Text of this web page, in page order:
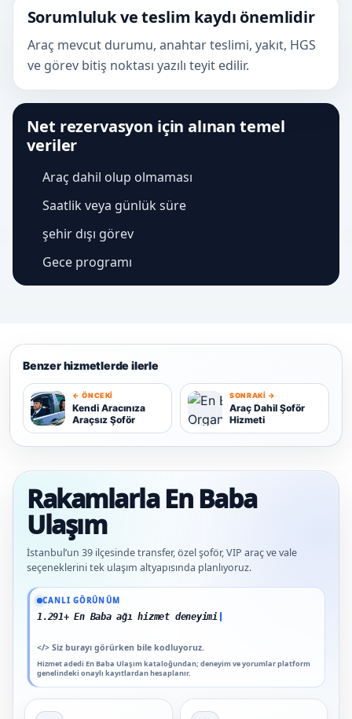
Sorumluluk ve teslim kaydı önemlidir
Araç mevcut durumu, anahtar teslimi, yakıt, HGS
ve görev bitiş noktası yazılı teyit edilir.
Net rezervasyon için alınan temel
veriler
Araç dahil olup olmaması
Saatlik veya günlük süre
şehir dışı görev
Gece programı
Benzer hizmetlerde ilerle
K
← ÖNCEKI
Kendi Aracınıza
Araçsız Şoför
A
SONRAKI →
Araç Dahil Şoför
Hizmeti
Rakamlarla En Baba
Ulaşım
İstanbul’un 39 ilçesinde transfer, özel şoför, VIP araç ve vale
seçeneklerini tek ulaşım altyapısında planlıyoruz.
CANLI GÖRÜNÜM
1.291+ En Baba ağı hizmet deneyimi
</> Siz burayı görürken bile kodluyoruz.
Hizmet adedi En Baba Ulaşım kataloğundan; deneyim ve yorumlar platform
genelindeki onaylı kayıtlardan hesaplanır.
Güncel veriler: 1.291+ En Baba ağı hizmet deneyimi; 91 platform genelinde